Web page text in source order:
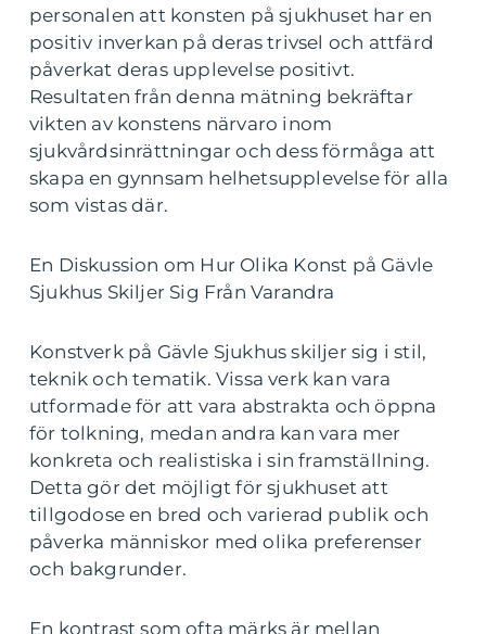
personalen att konsten på sjukhuset har en
positiv inverkan på deras trivsel och attfärd
påverkat deras upplevelse positivt.
Resultaten från denna mätning bekräftar
vikten av konstens närvaro inom
sjukvårdsinrättningar och dess förmåga att
skapa en gynnsam helhetsupplevelse för alla
som vistas där.
En Diskussion om Hur Olika Konst på Gävle
Sjukhus Skiljer Sig Från Varandra
Konstverk på Gävle Sjukhus skiljer sig i stil,
teknik och tematik. Vissa verk kan vara
utformade för att vara abstrakta och öppna
för tolkning, medan andra kan vara mer
konkreta och realistiska i sin framställning.
Detta gör det möjligt för sjukhuset att
tillgodose en bred och varierad publik och
påverka människor med olika preferenser
och bakgrunder.
En kontrast som ofta märks är mellan